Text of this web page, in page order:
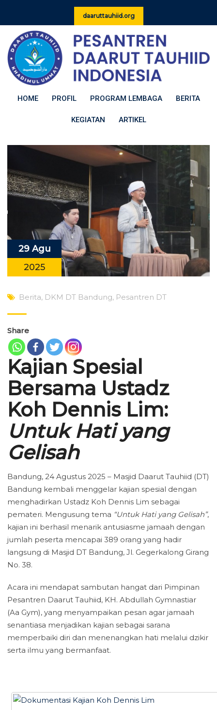
content
daaruttauhiid.org
HOME PROFIL PROGRAM LEMBAGA BERITA
KEGIATAN ARTIKEL
29 Agu
2025
Berita, DKM DT Bandung, Pesantren DT
Share
Kajian Spesial
Bersama Ustadz
Koh Dennis Lim:
Untuk Hati yang
Gelisah
Bandung, 24 Agustus 2025 – Masjid Daarut Tauhiid (DT)
Bandung kembali menggelar kajian spesial dengan
menghadirkan Ustadz Koh Dennis Lim sebagai
pemateri. Mengusung tema “Untuk Hati yang Gelisah”,
kajian ini berhasil menarik antusiasme jamaah dengan
jumlah peserta mencapai 389 orang yang hadir
langsung di Masjid DT Bandung, Jl. Gegerkalong Girang
No. 38.
Acara ini mendapat sambutan hangat dari Pimpinan
Pesantren Daarut Tauhiid, KH. Abdullah Gymnastiar
(Aa Gym), yang menyampaikan pesan agar jamaah
senantiasa menjadikan kajian sebagai sarana
memperbaiki diri dan menenangkan hati melalui dzikir
serta ilmu yang bermanfaat.